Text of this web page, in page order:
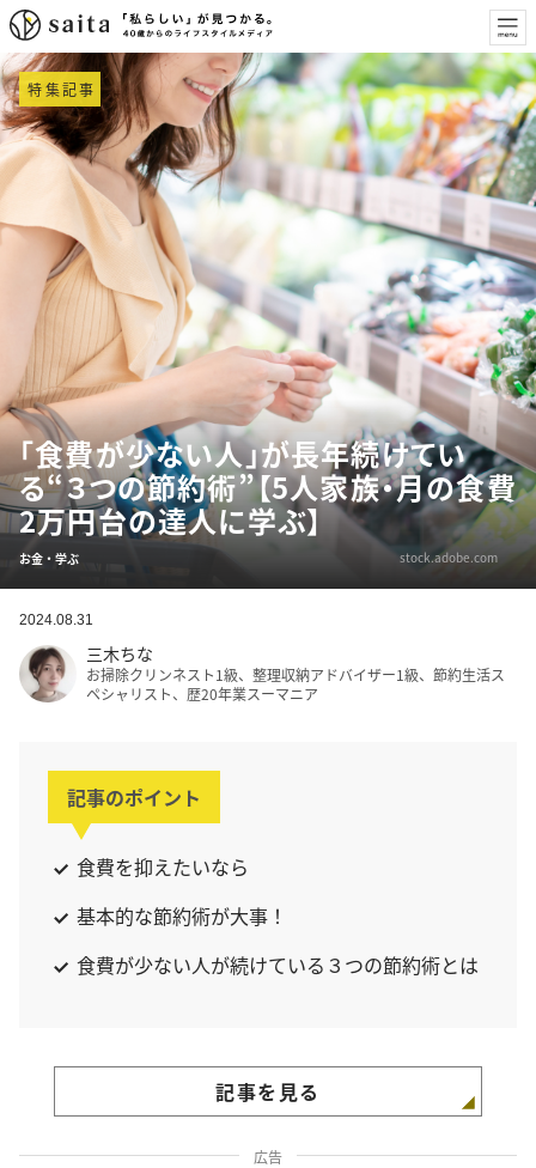
特集記事
「食費が少ない人」が長年続けてい
る“３つの節約術”【5人家族・月の食費
2万円台の達人に学ぶ】
お金・学ぶ stock.adobe.com
2024.08.31
三木ちな
お掃除クリンネスト1級、整理収納アドバイザー1級、節約生活ス
ペシャリスト、歴20年業スーマニア
記事のポイント
食費を抑えたいなら
基本的な節約術が大事！
食費が少ない人が続けている３つの節約術とは
記事を見る
広告